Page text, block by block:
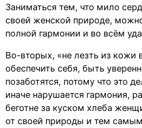
Заниматься тем, что мило
своей женской природе,
полной гармонии и во всём
Во-вторых, «не лезть из кожи
обеспечить себя, быть
позаботятся, потому что это
иначе нарушается гармония,
беготне за куском хлеба
от своей природы и тем